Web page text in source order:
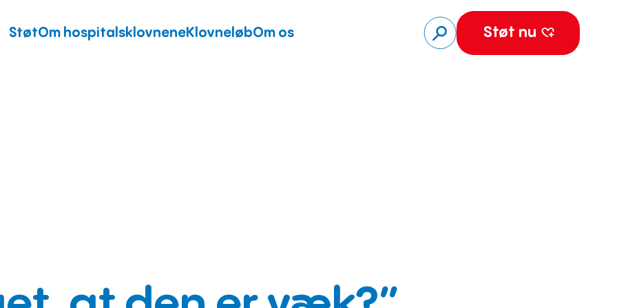
StøtOm hospitalsklovneneKlovneløbOm os Støt nu